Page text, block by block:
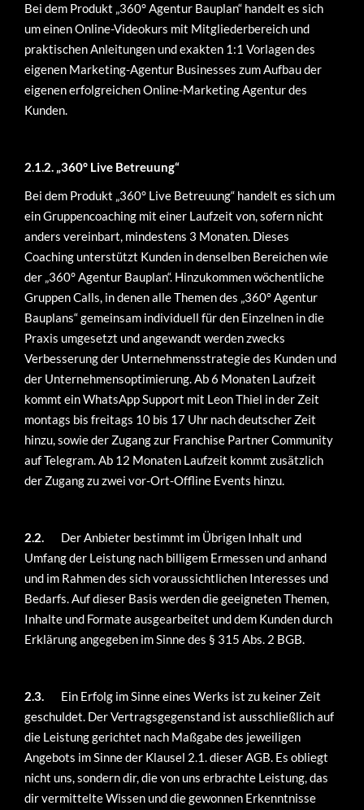
Bei dem Produkt „360° Agentur Bauplan“ handelt es sich
um einen Online-Videokurs mit Mitgliederbereich und
praktischen Anleitungen und exakten 1:1 Vorlagen des
eigenen Marketing-Agentur Businesses zum Aufbau der
eigenen erfolgreichen Online-Marketing Agentur des
Kunden.
2.1.2. „360° Live Betreuung“
Bei dem Produkt „360° Live Betreuung“ handelt es sich um
ein Gruppencoaching mit einer Laufzeit von, sofern nicht
anders vereinbart, mindestens 3 Monaten. Dieses
Coaching unterstützt Kunden in denselben Bereichen wie
der „360° Agentur Bauplan“. Hinzukommen wöchentliche
Gruppen Calls, in denen alle Themen des „360° Agentur
Bauplans“ gemeinsam individuell für den Einzelnen in die
Praxis umgesetzt und angewandt werden zwecks
Verbesserung der Unternehmensstrategie des Kunden und
der Unternehmensoptimierung. Ab 6 Monaten Laufzeit
kommt ein WhatsApp Support mit Leon Thiel in der Zeit
montags bis freitags 10 bis 17 Uhr nach deutscher Zeit
hinzu, sowie der Zugang zur Franchise Partner Community
auf Telegram. Ab 12 Monaten Laufzeit kommt zusätzlich
der Zugang zu zwei vor-Ort-Offline Events hinzu.
2.2. Der Anbieter bestimmt im Übrigen Inhalt und
Umfang der Leistung nach billigem Ermessen und anhand
und im Rahmen des sich voraussichtlichen Interesses und
Bedarfs. Auf dieser Basis werden die geeigneten Themen,
Inhalte und Formate ausgearbeitet und dem Kunden durch
Erklärung angegeben im Sinne des § 315 Abs. 2 BGB.
2.3. Ein Erfolg im Sinne eines Werks ist zu keiner Zeit
geschuldet. Der Vertragsgegenstand ist ausschließlich auf
die Leistung gerichtet nach Maßgabe des jeweiligen
Angebots im Sinne der Klausel 2.1. dieser AGB. Es obliegt
nicht uns, sondern dir, die von uns erbrachte Leistung, das
dir vermittelte Wissen und die gewonnen Erkenntnisse